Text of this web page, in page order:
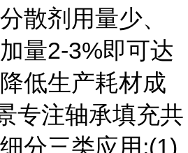
散剂用量少、
量2-3%即可达
低生产耗材成
专注轴承填充共
分三类应用:(1)